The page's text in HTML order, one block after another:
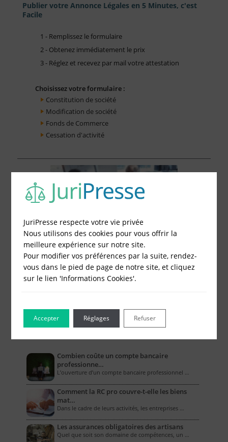
Publier votre Annonce Légales en 5 Minutes, c'est
Facile
1 - Remplissez le formulaire
2 - Obtenez immédiatement le prix
3 - Réglez et recevez par mail votre attestation
Choisissez votre formulaire :
Constitution de société
Modification de société
Fonds de Commerce
Cessation d'activité
Combien coûte un compte bancaire
professionne…
L’ouverture d’un compte bancaire professionnel …
Comment la RC pro couvre-t-elle les biens
mat…
Dans le cadre de leurs activités, les entreprises …
Les assurances obligatoires des artisans
Quel que soit son domaine de compétences, un …
JuriPresse respecte votre vie privée
Nous utilisons des cookies pour vous offrir la
meilleure expérience sur notre site.
Pour modifier vos préférences par la suite, rendez-
vous dans le pied de page de notre site, et cliquez
sur le lien 'Informations Cookies'.
Accepter Refuser
Réglages